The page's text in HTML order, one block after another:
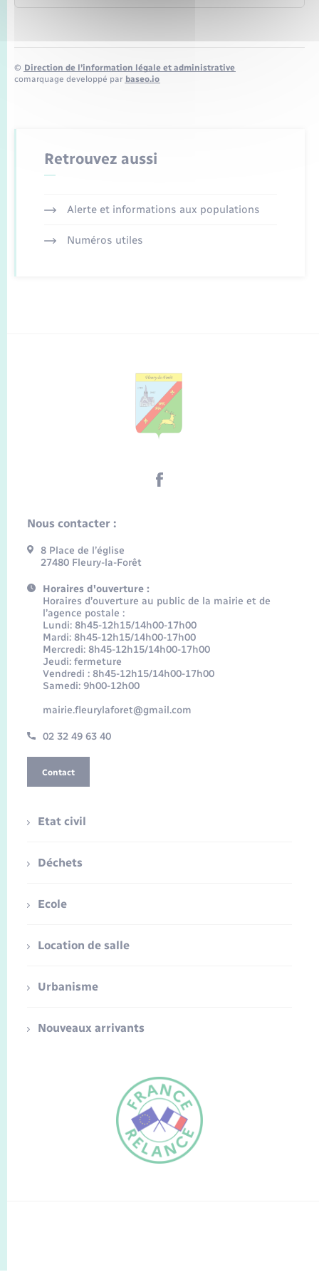
FR
© Direction de l’information légale et administrative
comarquage developpé par baseo.io
Retrouvez aussi
Alerte et informations aux populations
Numéros utiles
Nous contacter :
8 Place de l’église
27480 Fleury-la-Forêt
Horaires d'ouverture :
Horaires d’ouverture au public de la mairie et de
l’agence postale :
Lundi: 8h45-12h15/14h00-17h00
Mardi: 8h45-12h15/14h00-17h00
Mercredi: 8h45-12h15/14h00-17h00
Jeudi: fermeture
Vendredi : 8h45-12h15/14h00-17h00
Samedi: 9h00-12h00
mairie.fleurylaforet@gmail.com
02 32 49 63 40
Contact
Etat civil
Déchets
Ecole
Location de salle
Urbanisme
Nouveaux arrivants